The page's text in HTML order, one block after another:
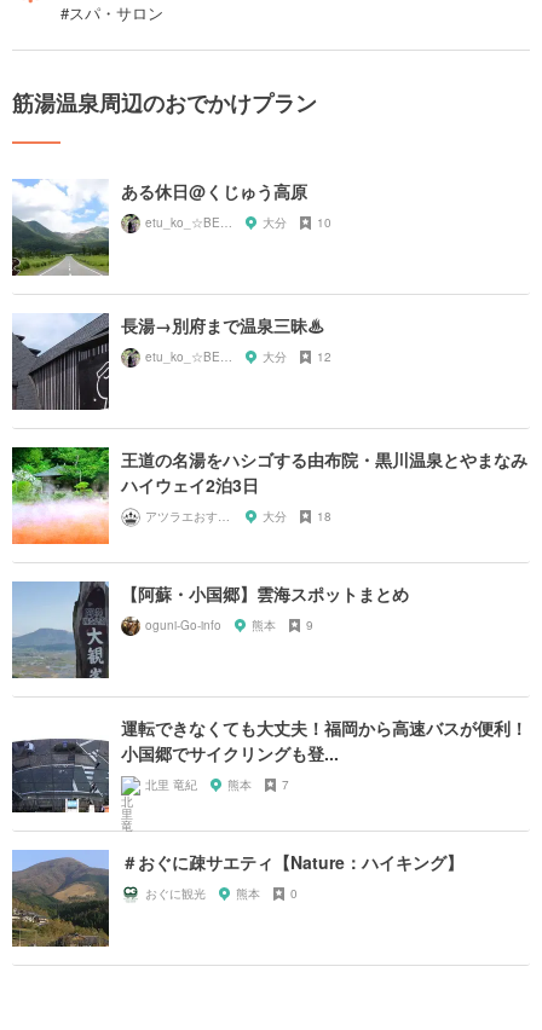
#スパ・サロン
筋湯温泉周辺のおでかけプラン
ある休日@くじゅう高原
etu_ko_☆BEPPU 大分 10
長湯→別府まで温泉三昧♨︎
etu_ko_☆BEPPU 大分 12
王道の名湯をハシゴする由布院・黒川温泉とやまなみ
ハイウェイ2泊3日
アツラエおすすめ旅プラン！ 大分 18
【阿蘇・小国郷】雲海スポットまとめ
oguni-Go-info 熊本 9
運転できなくても大丈夫！福岡から高速バスが便利！
小国郷でサイクリングも登...
北里 竜紀 熊本 7
＃おぐに疎サエティ【Nature：ハイキング】
おぐに観光 熊本 0